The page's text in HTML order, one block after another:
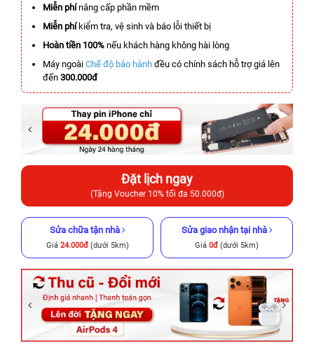
Miễn phínâng cấp phần mềm
Miễn phíkiểm tra, vệ sinh và báo lỗi thiết bị
Hoàn tiền 100% nếu khách hàng không hài lòng
Máy ngoài Chế độ bảo hành đều có chính sách hỗ trợ giá lên
đến 300.000đ
Đặt lịch ngay
(Tặng Voucher 10% tối đa 50.000đ)
Sửa chữa tận nhà
Giá 24.000đ(dưới 5km)
Sửa giao nhận tại nhà
Giá 0đ (dưới 5km)